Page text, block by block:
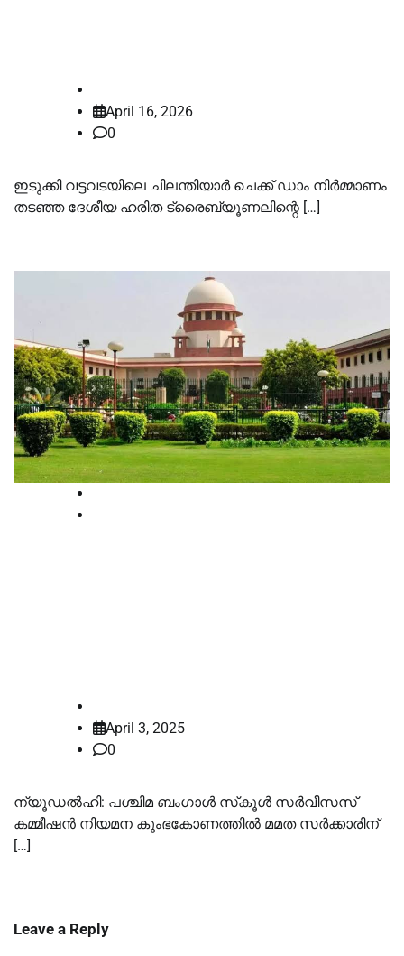
April 16, 2026
0
ഇടുക്കി വട്ടവടയിലെ ചിലന്തിയാർ ചെക്ക് ഡാം നിർമ്മാണം
തടഞ്ഞ ദേശീയ ഹരിത ട്രൈബ്യൂണലിന്റെ […]
April 3, 2025
0
ന്യൂഡല്‍ഹി: പശ്ചിമ ബംഗാള്‍ സ്‌കൂള്‍ സര്‍വീസസ്
കമ്മീഷന്‍ നിയമന കുംഭകോണത്തില്‍ മമത സര്‍ക്കാരിന്
[…]
Leave a Reply